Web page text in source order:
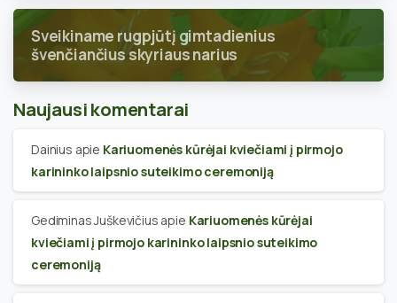
Sveikiname rugpjūtį gimtadienius
švenčiančius skyriaus narius
Naujausi komentarai
Dainius apie Kariuomenės kūrėjai kviečiami į pirmojo
karininko laipsnio suteikimo ceremoniją
Gediminas Juškevičius apie Kariuomenės kūrėjai
kviečiami į pirmojo karininko laipsnio suteikimo
ceremoniją